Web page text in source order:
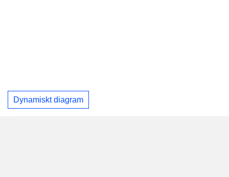
Dynamiskt diagram